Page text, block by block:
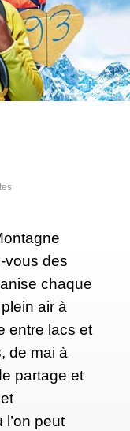
vous des
chaque
air à
entre lacs et
de mai à
partage et
l’on peut